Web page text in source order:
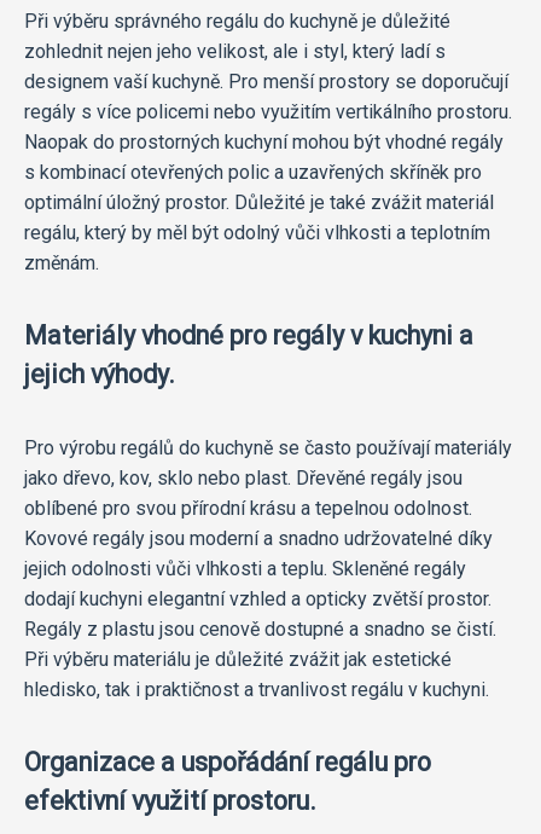
Při výběru správného regálu do kuchyně je důležité
zohlednit nejen jeho velikost, ale i styl, který ladí s
designem vaší kuchyně. Pro menší prostory se doporučují
regály s více policemi nebo využitím vertikálního prostoru.
Naopak do prostorných kuchyní mohou být vhodné regály
s kombinací otevřených polic a uzavřených skříněk pro
optimální úložný prostor. Důležité je také zvážit materiál
regálu, který by měl být odolný vůči vlhkosti a teplotním
změnám.
Materiály vhodné pro regály v kuchyni a
jejich výhody.
Pro výrobu regálů do kuchyně se často používají materiály
jako dřevo, kov, sklo nebo plast. Dřevěné regály jsou
oblíbené pro svou přírodní krásu a tepelnou odolnost.
Kovové regály jsou moderní a snadno udržovatelné díky
jejich odolnosti vůči vlhkosti a teplu. Skleněné regály
dodají kuchyni elegantní vzhled a opticky zvětší prostor.
Regály z plastu jsou cenově dostupné a snadno se čistí.
Při výběru materiálu je důležité zvážit jak estetické
hledisko, tak i praktičnost a trvanlivost regálu v kuchyni.
Organizace a uspořádání regálu pro
efektivní využití prostoru.